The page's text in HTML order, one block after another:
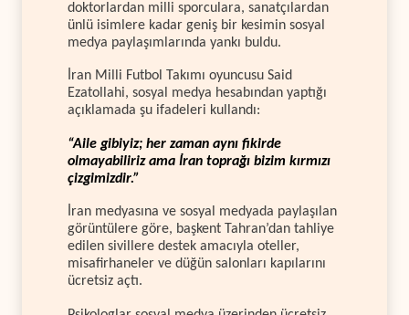
doktorlardan milli sporculara, sanatçılardan
ünlü isimlere kadar geniş bir kesimin sosyal
medya paylaşımlarında yankı buldu.
İran Milli Futbol Takımı oyuncusu Said
Ezatollahi, sosyal medya hesabından yaptığı
açıklamada şu ifadeleri kullandı:
“Aile gibiyiz; her zaman aynı fikirde
olmayabiliriz ama İran toprağı bizim kırmızı
çizgimizdir.”
İran medyasına ve sosyal medyada paylaşılan
görüntülere göre, başkent Tahran’dan tahliye
edilen sivillere destek amacıyla oteller,
misafirhaneler ve düğün salonları kapılarını
ücretsiz açtı.